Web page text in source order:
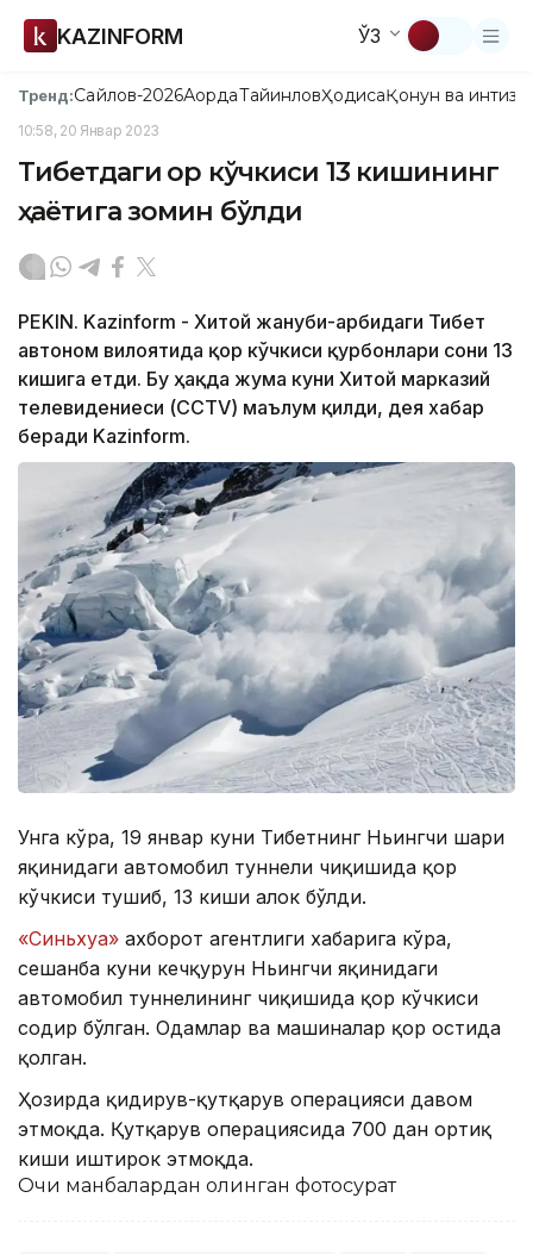
KAZINFORM ЎЗ
Тренд:Сайлов-2026АқордаТайинловҲодисаҚонун ва
10:58, 20 Январ 2023
Тибетдаги қор кўчкиси 13 кишининг
ҳаётига зомин бўлди
PEKIN. Kazinform - Хитой жануби-ғарбидаги Тибет
автоном вилоятида қор кўчкиси қурбонлари сони 13
кишига етди. Бу ҳақда жума куни Хитой марказий
телевидениеси (CCTV) маълум қилди, дея хабар
беради Kazinform.
Унга кўра, 19 январ куни Тибетнинг Ньингчи шаҳри
яқинидаги автомобил туннели чиқишида қор
кўчкиси тушиб, 13 киши ҳалок бўлди.
«Синьхуа» ахборот агентлиги хабарига кўра,
сешанба куни кечқурун Ньингчи яқинидаги
автомобил туннелининг чиқишида қор кўчкиси
содир бўлган. Одамлар ва машиналар қор остида
қолган.
Ҳозирда қидирув-қутқарув операцияси давом
этмоқда. Қутқарув операциясида 700 дан ортиқ
киши иштирок этмоқда.
Очиқ манбалардан олинган фотосурат